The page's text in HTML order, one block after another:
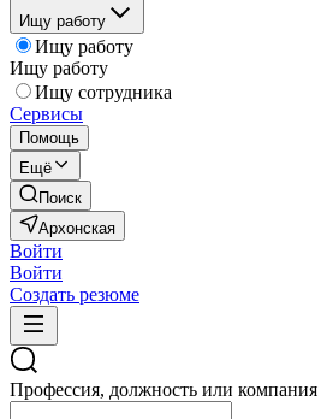
Ищу работу
Ищу работу
Ищу работу
Ищу сотрудника
Сервисы
Помощь
Ещё
Поиск
Архонская
Войти
Войти
Создать резюме
Профессия, должность или компания